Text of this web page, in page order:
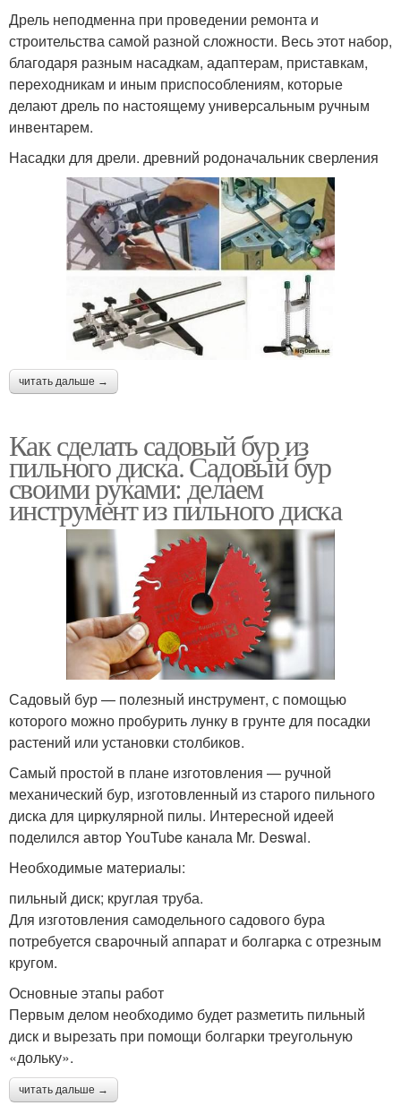
Дрель неподменна при проведении ремонта и
строительства самой разной сложности. Весь этот набор,
благодаря разным насадкам, адаптерам, приставкам,
переходникам и иным приспособлениям, которые
делают дрель по настоящему универсальным ручным
инвентарем.
Насадки для дрели. древний родоначальник сверления
читать дальше →
Как сделать садовый бур из
пильного диска. Садовый бур
своими руками: делаем
инструмент из пильного диска
Садовый бур — полезный инструмент, с помощью
которого можно пробурить лунку в грунте для посадки
растений или установки столбиков.
Самый простой в плане изготовления — ручной
механический бур, изготовленный из старого пильного
диска для циркулярной пилы. Интересной идеей
поделился автор YouTube канала Mr. Deswal.
Необходимые материалы:
пильный диск; круглая труба.
Для изготовления самодельного садового бура
потребуется сварочный аппарат и болгарка с отрезным
кругом.
Основные этапы работ
Первым делом необходимо будет разметить пильный
диск и вырезать при помощи болгарки треугольную
«дольку».
читать дальше →